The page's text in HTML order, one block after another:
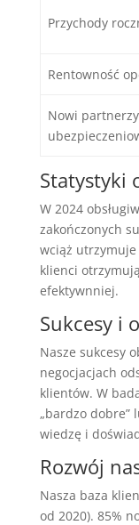
Przychody
Rentowność
Nowi partnerzy
Statystyki
W 2024
zakończonych
wciąż
klienci
efektywnniej.
Sukcesy i
Nasze sukcesy
negocjacjach
klientów. W
„bardzo dobre”
wiedzę i
Rozwój
Nasza baza
od 2020). 85%